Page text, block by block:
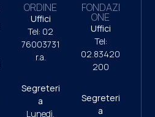
ORDINE
Uffici
Tel: 02
76003731
r.a.
Segreteri
a
Lunedì,
FONDAZI
ONE
Uffici
Tel:
02.83420
200
Segreteri
a